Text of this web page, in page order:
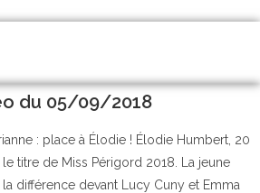
du 05/09/2018
: place à Élodie ! Élodie Humbert, 20
titre de Miss Périgord 2018. La jeune
différence devant Lucy Cuny et Emma